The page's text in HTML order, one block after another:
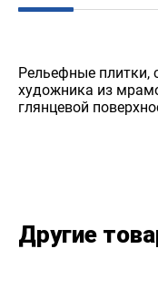
Рельефные плитки,
художника из
глянцевой
Другие